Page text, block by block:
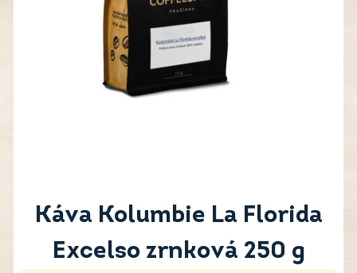
Káva Kolumbie La Florida
Excelso zrnková 250 g